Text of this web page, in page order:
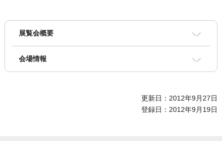
展覧会概要
会場情報
更新日：2012年9月27日
登録日：2012年9月19日